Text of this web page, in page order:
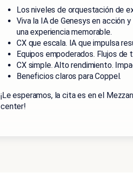
Los niveles de orquestación de
Viva la IA de Genesys en acción
una experiencia memorable.
CX que escala. IA que impulsa
Equipos empoderados. Flujos
CX simple. Alto rendimiento.
Beneficios claros para Coppel.
¡Le esperamos, la cita es en el
center!